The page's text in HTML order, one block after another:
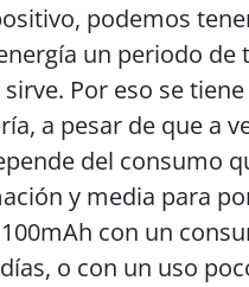
podemos
un periodo de
Por eso se
a pesar de que a
del consumo
y media para
con un
o con un uso